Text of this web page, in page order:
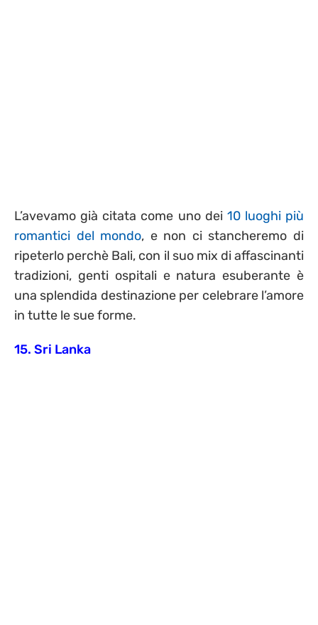
L’avevamo già citata come uno dei 10 luoghi più
romantici del mondo, e non ci stancheremo di
ripeterlo perchè Bali, con il suo mix di affascinanti
tradizioni, genti ospitali e natura esuberante è
una splendida destinazione per celebrare l’amore
in tutte le sue forme.
15. Sri Lanka